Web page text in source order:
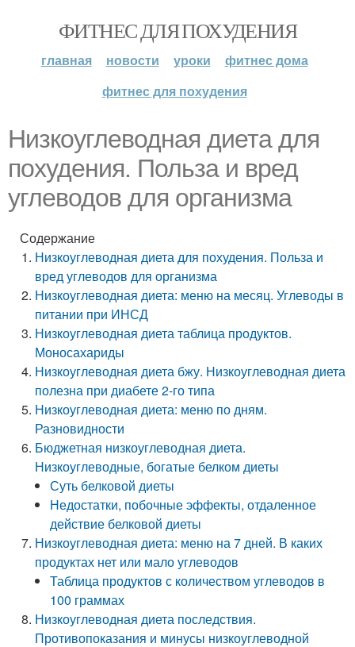
ФИТНЕС ДЛЯ ПОХУДЕНИЯ
главная новости уроки
фитнес дома
фитнес для похудения
Низкоуглеводная диета для
похудения. Польза и вред
углеводов для организма
Содержание
Низкоуглеводная диета для похудения. Польза и
вред углеводов для организма
Низкоуглеводная диета: меню на месяц. Углеводы в
питании при ИНСД
Низкоуглеводная диета таблица продуктов.
Моносахариды
Низкоуглеводная диета бжу. Низкоуглеводная диета
полезна при диабете 2-го типа
Низкоуглеводная диета: меню по дням.
Разновидности
Бюджетная низкоуглеводная диета.
Низкоуглеводные, богатые белком диеты
Суть белковой диеты
Недостатки, побочные эффекты, отдаленное
действие белковой диеты
Низкоуглеводная диета: меню на 7 дней. В каких
продуктах нет или мало углеводов
Таблица продуктов с количеством углеводов в
100 граммах
Низкоуглеводная диета последствия.
Противопоказания и минусы низкоуглеводной